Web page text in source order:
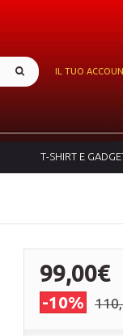
IL TUO
T-SHIRT E
99,00€
-10%